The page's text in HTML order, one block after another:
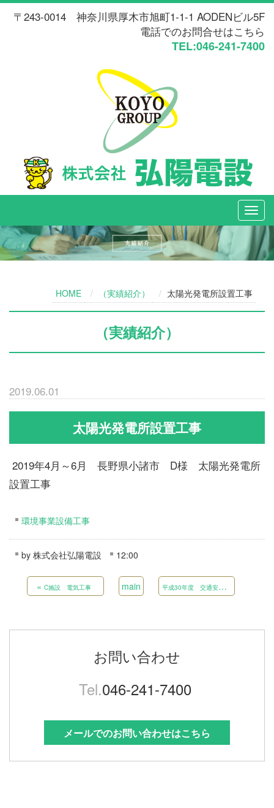
〒243-0014 神奈川県厚木市旭町1-1-1 AODENビル5F
電話でのお問合せはこちら
TEL:046-241-7400
HOME （実績紹介） 太陽光発電所設置工事
（実績紹介）
2019.06.01
太陽光発電所設置工事
2019年4月～6月 長野県小諸市 D様 太陽光発電所
設置工事
環境事業設備工事
by 株式会社弘陽電設 12:00
« C施設 電気工事 main 平
成30年度 交通安全施設等整備工事 県単（その7） 交通安全施設補修工事 県単（その3）
お問い合わせ
Tel.046-241-7400
メールでのお問い合わせはこちら